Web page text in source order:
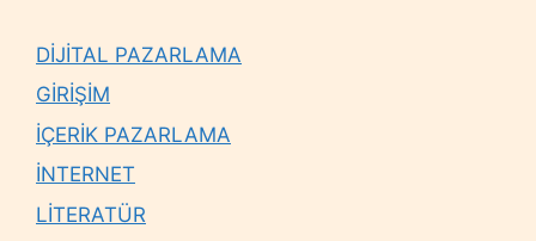
DİJİTAL PAZARLAMA
GİRİŞİM
İÇERİK PAZARLAMA
İNTERNET
LİTERATÜR